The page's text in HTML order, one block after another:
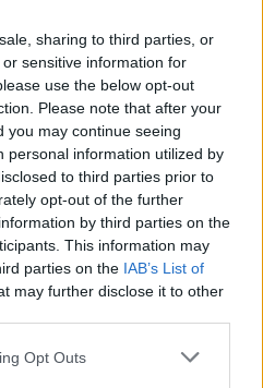
sharing to third parties, or
sensitive information for
use the below opt-out
Please note that after your
you may continue seeing
personal information utilized by
to third parties prior to
opt-out of the further
by third parties on the
This information may
parties on the IAB’s List of
may further disclose it to other
Opt Outs
de poder conseguir
Jesús Vicioso Hoyo/Jaén